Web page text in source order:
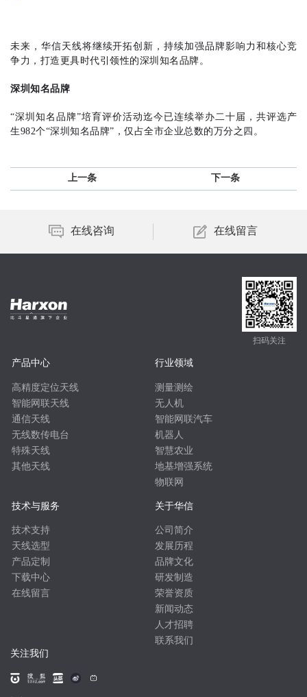
未来，华信天线将继续开拓创新，持续加强品牌影响力和核心竞
争力，打造更具时代引领性的深圳知名品牌。
深圳知名品牌
“深圳知名品牌”培育评价活动迄今已连续举办二十届，共评选产
生982个“深圳知名品牌”，仅占全市企业总数的万分之四。
上一条 下一条
在线咨询 在线留言
扫码关注
产品中心
高精度定位天线
智能网联天线
通信天线
无线数传电台
特殊天线
其他天线
行业领域
测量测绘
无人机
智能网联汽车
机器人
智慧农业
地基增强系统
物联网
技术与服务
技术支持
天线选型
产品定制
下载中心
在线留言
关于华信
公司简介
发展历程
品牌文化
研发制造
荣誉资质
新闻动态
人才招聘
联系我们
关注我们